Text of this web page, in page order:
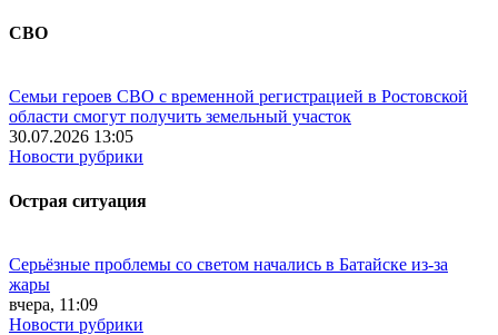
СВО
Семьи героев СВО с временной регистрацией в Ростовской
области смогут получить земельный участок
30.07.2026 13:05
Новости рубрики
Острая ситуация
Серьёзные проблемы со светом начались в Батайске из-за
жары
вчера, 11:09
Новости рубрики